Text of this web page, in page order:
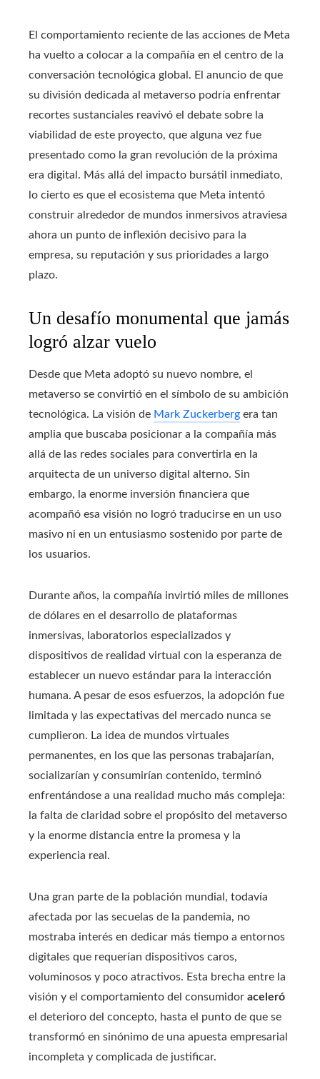
El comportamiento reciente de las acciones de Meta
ha vuelto a colocar a la compañía en el centro de la
conversación tecnológica global. El anuncio de que
su división dedicada al metaverso podría enfrentar
recortes sustanciales reavivó el debate sobre la
viabilidad de este proyecto, que alguna vez fue
presentado como la gran revolución de la próxima
era digital. Más allá del impacto bursátil inmediato,
lo cierto es que el ecosistema que Meta intentó
construir alrededor de mundos inmersivos atraviesa
ahora un punto de inflexión decisivo para la
empresa, su reputación y sus prioridades a largo
plazo.
Un desafío monumental que jamás
logró alzar vuelo
Desde que Meta adoptó su nuevo nombre, el
metaverso se convirtió en el símbolo de su ambición
tecnológica. La visión de Mark Zuckerberg era tan
amplia que buscaba posicionar a la compañía más
allá de las redes sociales para convertirla en la
arquitecta de un universo digital alterno. Sin
embargo, la enorme inversión financiera que
acompañó esa visión no logró traducirse en un uso
masivo ni en un entusiasmo sostenido por parte de
los usuarios.
Durante años, la compañía invirtió miles de millones
de dólares en el desarrollo de plataformas
inmersivas, laboratorios especializados y
dispositivos de realidad virtual con la esperanza de
establecer un nuevo estándar para la interacción
humana. A pesar de esos esfuerzos, la adopción fue
limitada y las expectativas del mercado nunca se
cumplieron. La idea de mundos virtuales
permanentes, en los que las personas trabajarían,
socializarían y consumirían contenido, terminó
enfrentándose a una realidad mucho más compleja:
la falta de claridad sobre el propósito del metaverso
y la enorme distancia entre la promesa y la
experiencia real.
Una gran parte de la población mundial, todavía
afectada por las secuelas de la pandemia, no
mostraba interés en dedicar más tiempo a entornos
digitales que requerían dispositivos caros,
voluminosos y poco atractivos. Esta brecha entre la
visión y el comportamiento del consumidor aceleró
el deterioro del concepto, hasta el punto de que se
transformó en sinónimo de una apuesta empresarial
incompleta y complicada de justificar.